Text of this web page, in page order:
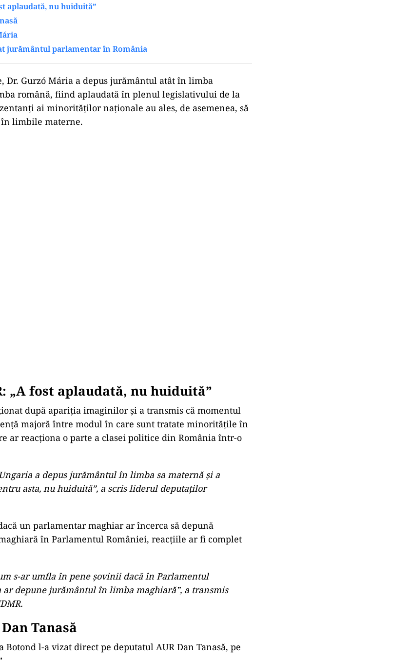
aplaudată, nu huiduită”
jurământul parlamentar în România
„A fost aplaudată, nu huiduită”
după apariția imaginilor și a transmis că momentul
majoră între modul în care sunt tratate minoritățile în
ar reacționa o parte a clasei politice din România într-o
a depus jurământul în limba sa maternă și a
asta, nu huiduită”, a scris liderul deputaților